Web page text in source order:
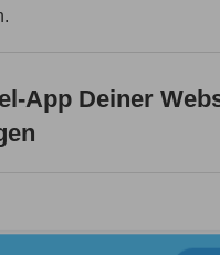
App Deiner